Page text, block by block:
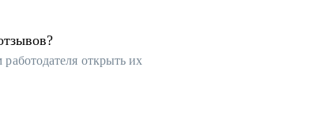
открыть их